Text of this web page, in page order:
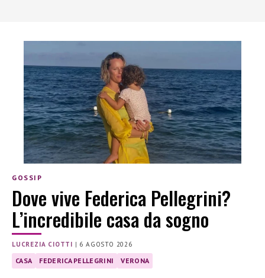
GOSSIP
Dove vive Federica Pellegrini?
L’incredibile casa da sogno
LUCREZIA CIOTTI | 6 AGOSTO 2026
CASA FEDERICA PELLEGRINI VERONA